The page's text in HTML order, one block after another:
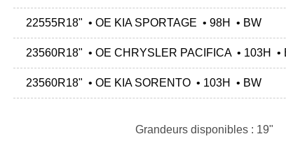
22555R18" • OE KIA SPORTAGE • 98H • BW
23560R18" • OE CHRYSLER PACIFICA • 103H •
23560R18" • OE KIA SORENTO • 103H • BW
Grandeurs disponibles : 19"